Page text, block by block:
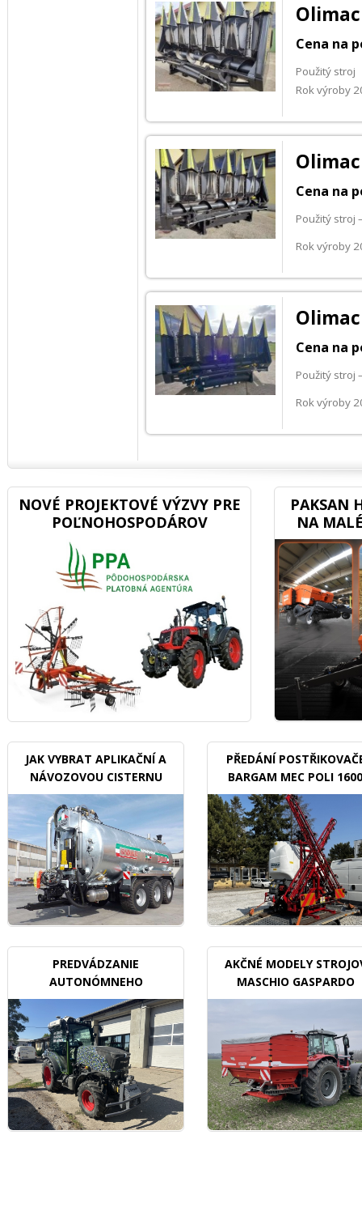
Cena na
Použitý stroj
Rok výroby
Cena na
Použitý stroj
Rok výroby
Cena na
Použitý stroj
Rok výroby
NOVÉ PROJEKTOVÉ VÝZVY PRE
POĽNOHOSPODÁROV
PAKSAN
NA
JAK VYBRAT APLIKAČNÍ A
NÁVOZOVOU CISTERNU
PŘEDÁNÍ
BARGAM MEC POLI 1600
BDX
PREDVÁDZANIE
AUTONÓMNEHO
TRAKTORU V SADOCH
AKČNÉ MODELY
MASCHIO GASPARDO